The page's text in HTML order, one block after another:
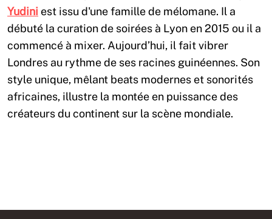
Yudini est issu d'une famille de mélomane. Il a
débuté la curation de soirées à Lyon en 2015 ou il a
commencé à mixer. Aujourd’hui, il fait vibrer
Londres au rythme de ses racines guinéennes. Son
style unique, mêlant beats modernes et sonorités
africaines, illustre la montée en puissance des
créateurs du continent sur la scène mondiale.